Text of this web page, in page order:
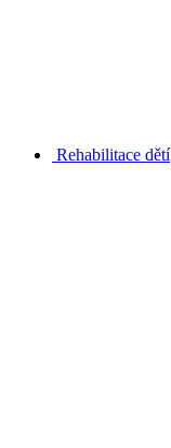
Rehabilitace dětí